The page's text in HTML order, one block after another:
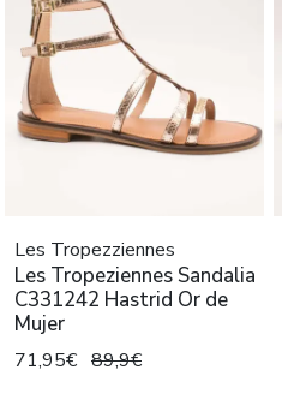
Les Tropezziennes
Les Tropeziennes Sandalia
C331242 Hastrid Or de
Mujer
71,95€ 89,9€